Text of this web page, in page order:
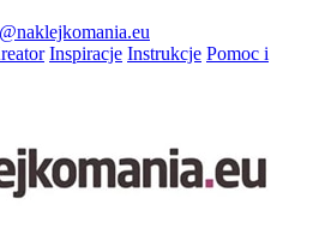
Inspiracje Instrukcje Pomoc i